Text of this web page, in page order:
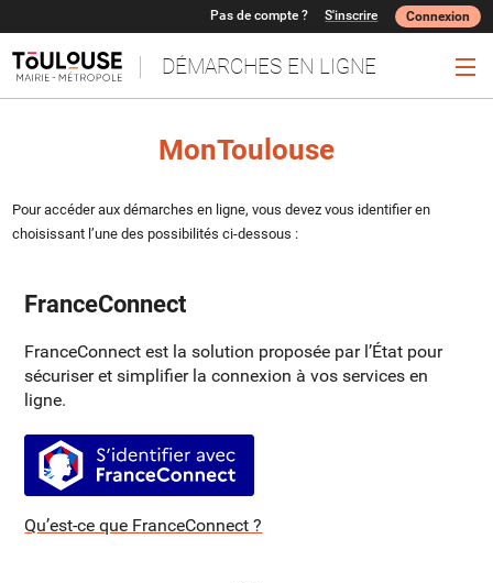
DÉMARCHES EN LIGNE
Pas de compte ? S'inscrire Connexion
MonToulouse
Pour accéder aux démarches en ligne, vous devez vous identifier en
choisissant l’une des possibilités ci-dessous :
FranceConnect
FranceConnect est la solution proposée par l’État pour
sécuriser et simplifier la connexion à vos services en
ligne.
S’identifier avec FranceConnect
Qu’est-ce que FranceConnect ?